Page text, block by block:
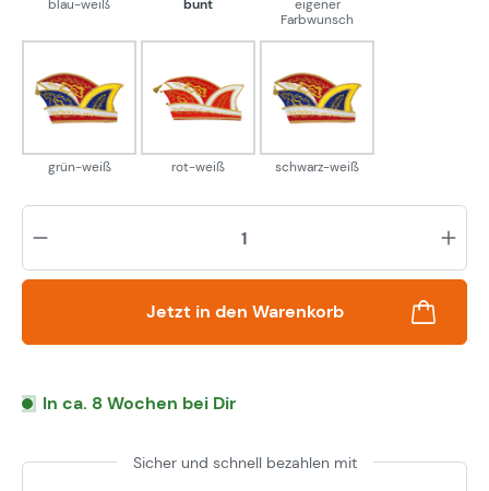
blau-weiß bunt
eigener
Farbwunsch
grün-weiß
grün-weiß
rot-weiß
rot-weiß
schwarz-weiß
schwarz-weiß
Jetzt in den Warenkorb
In ca. 8 Wochen bei Dir
Sicher und schnell bezahlen mit